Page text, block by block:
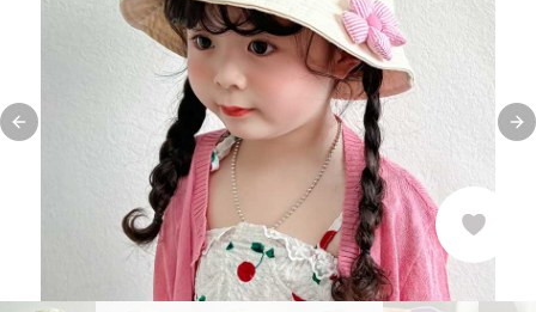
Previous slide